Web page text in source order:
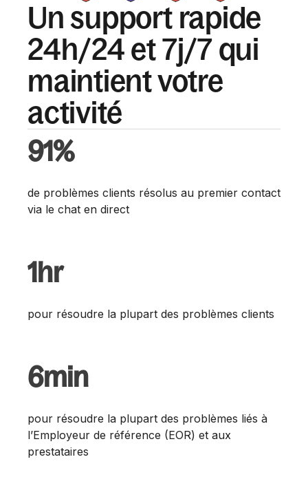
Un support rapide
24h/24 et 7j/7 qui
maintient votre
activité
91%
de problèmes clients résolus au premier contact
via le chat en direct
1hr
pour résoudre la plupart des problèmes clients
6min
pour résoudre la plupart des problèmes liés à
l’Employeur de référence (EOR) et aux
prestataires